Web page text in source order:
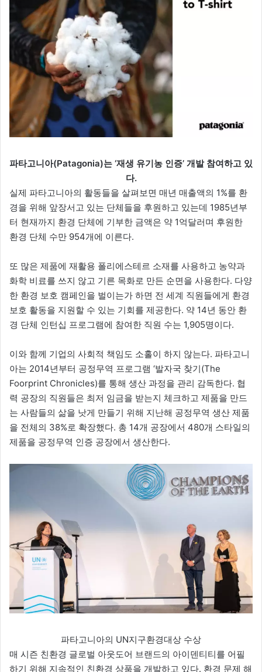
파타고니아(Patagonia)는 ‘재생 유기농 인증’ 개발 참여하고 있
다.
실제 파타고니아의 활동들을 살펴보면 매년 매출액의 1%를 환
경을 위해 앞장서고 있는 단체들을 후원하고 있는데 1985년부
터 현재까지 환경 단체에 기부한 금액은 약 1억달러며 후원한
환경 단체 수만 954개에 이른다.
또 많은 제품에 재활용 폴리에스테르 소재를 사용하고 농약과
화학 비료를 쓰지 않고 기른 목화로 만든 순면을 사용한다. 다양
한 환경 보호 캠페인을 벌이는가 하면 전 세계 직원들에게 환경
보호 활동을 지원할 수 있는 기회를 제공한다. 약 14년 동안 환
경 단체 인턴십 프로그램에 참여한 직원 수는 1,905명이다.
이와 함께 기업의 사회적 책임도 소홀이 하지 않는다. 파타고니
아는 2014년부터 공정무역 프로그램 ‘발자국 찾기(The
Foorprint Chronicles)를 통해 생산 과정을 관리 감독한다. 협
력 공장의 직원들은 최저 임금을 받는지 체크하고 제품을 만드
는 사람들의 삶을 낫게 만들기 위해 지난해 공정무역 생산 제품
을 전체의 38%로 확장했다. 총 14개 공장에서 480개 스타일의
제품을 공정무역 인증 공장에서 생산한다.
파타고니아의 UN지구환경대상 수상
매 시즌 친환경 글로벌 아웃도어 브랜드의 아이덴티티를 어필
하기 위해 지속적인 친환경 상품을 개발하고 있다. 환경 문제 해